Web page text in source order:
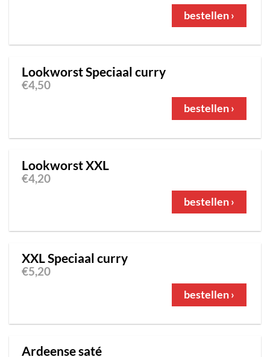
bestellen ›
Lookworst Speciaal curry
€4,50
bestellen ›
Lookworst XXL
€4,20
bestellen ›
XXL Speciaal curry
€5,20
bestellen ›
Ardeense saté